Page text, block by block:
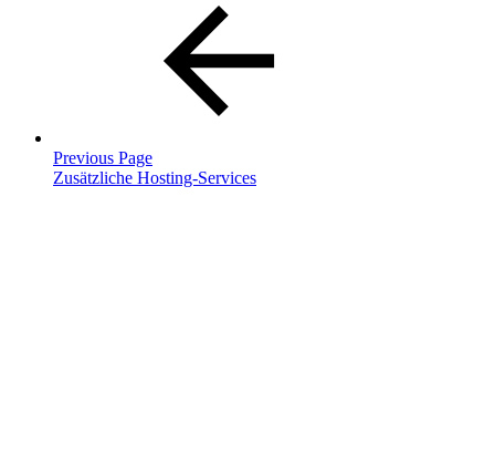
Previous Page
Zusätzliche Hosting-Services